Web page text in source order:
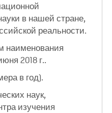
в нашей стране,
реальности.
наименования
2018 г..
в год).
наук,
изучения